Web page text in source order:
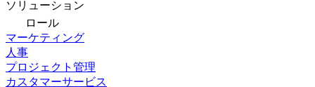
ソリューション
ロール
マーケティング
人事
プロジェクト管理
カスタマーサービス